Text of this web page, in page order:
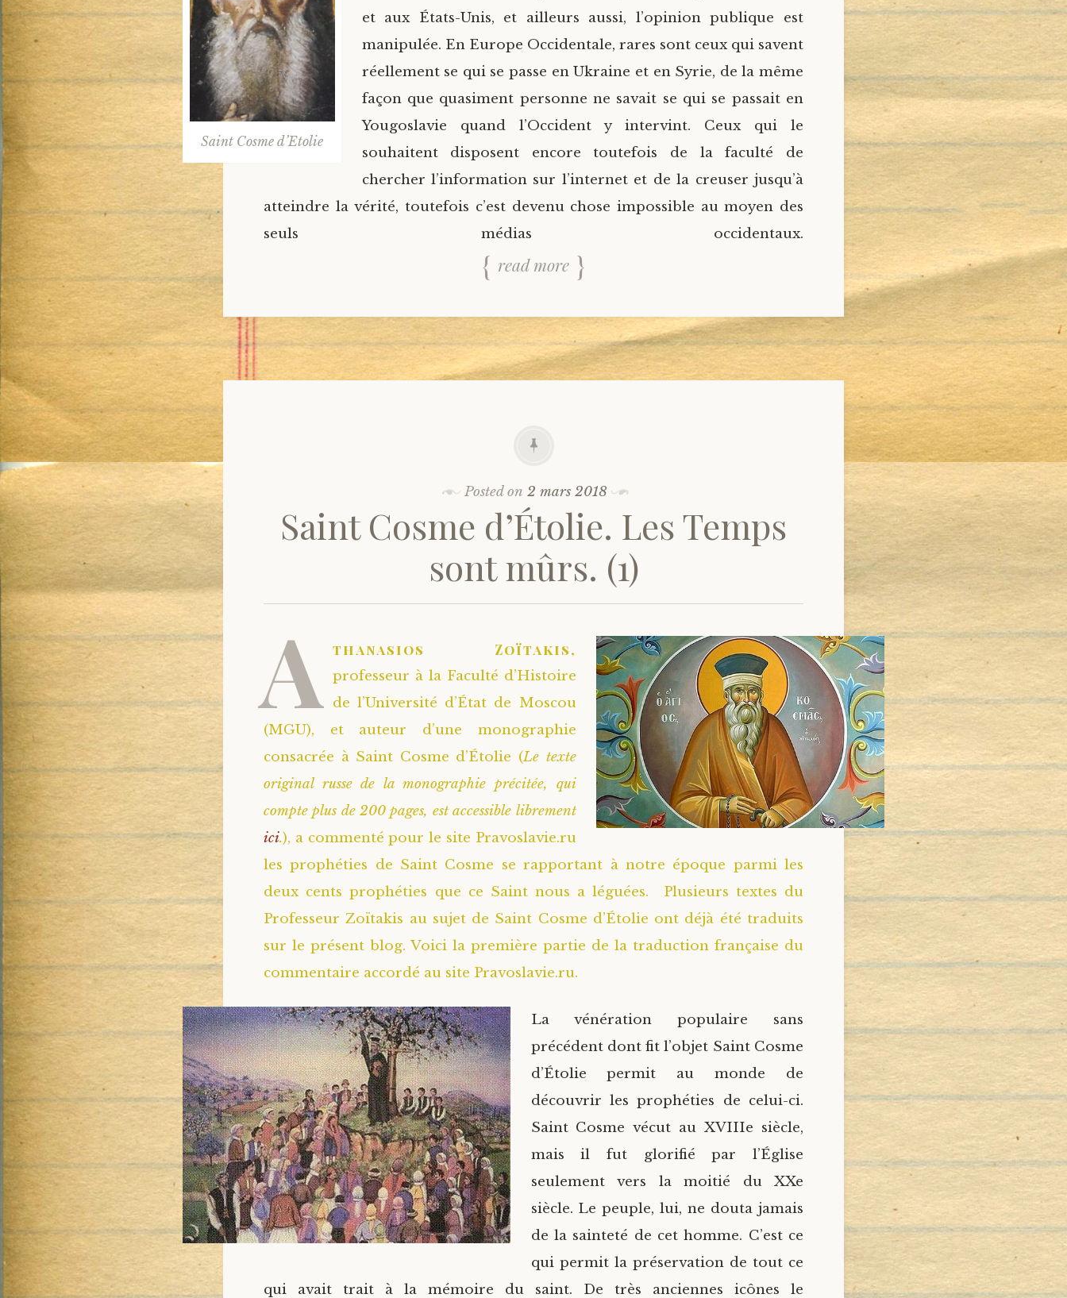
Saint Cosme d’Etolie
et aux États-Unis, et ailleurs aussi, l’opinion publique est
manipulée. En Europe Occidentale, rares sont ceux qui savent
réellement se qui se passe en Ukraine et en Syrie, de la même
façon que quasiment personne ne savait se qui se passait en
Yougoslavie quand l’Occident y intervint. Ceux qui le
souhaitent disposent encore toutefois de la faculté de
chercher l’information sur l’internet et de la creuser jusqu’à
atteindre la vérité, toutefois c’est devenu chose impossible au moyen des
seuls médias occidentaux.
read more
Posted on2 mars 2018
Saint Cosme d’Étolie. Les Temps
sont mûrs. (1)
A thanasios Zoïtakis,
professeur à la Faculté d’Histoire
de l’Université d’État de Moscou
(MGU), et auteur d’une monographie
consacrée à Saint Cosme d’Étolie (Le texte
original russe de la monographie précitée, qui
compte plus de 200 pages, est accessible librement
ici.), a commenté pour le site Pravoslavie.ru
les prophéties de Saint Cosme se rapportant à notre époque parmi les
deux cents prophéties que ce Saint nous a léguées. Plusieurs textes du
Professeur Zoïtakis au sujet de Saint Cosme d’Étolie ont déjà été traduits
sur le présent blog. Voici la première partie de la traduction française du
commentaire accordé au site Pravoslavie.ru.
La vénération populaire sans
précédent dont fit l’objet Saint Cosme
d’Étolie permit au monde de
découvrir les prophéties de celui-ci.
Saint Cosme vécut au XVIIIe siècle,
mais il fut glorifié par l’Église
seulement vers la moitié du XXe
siècle. Le peuple, lui, ne douta jamais
de la sainteté de cet homme. C’est ce
qui permit la préservation de tout ce
qui avait trait à la mémoire du saint. De très anciennes icônes le